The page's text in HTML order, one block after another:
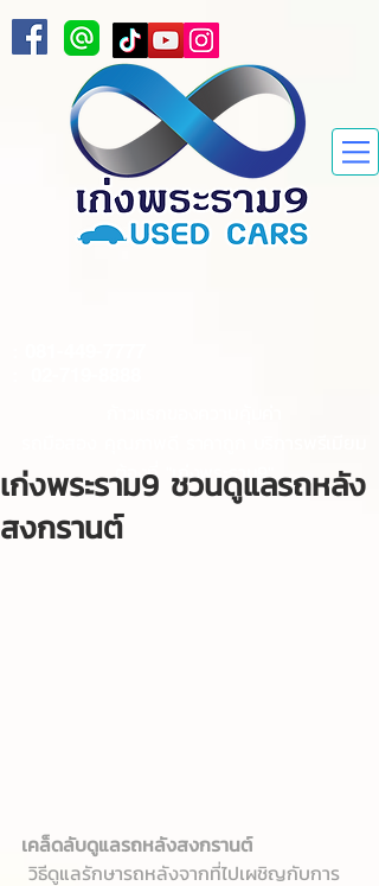
ต้องที่ "เก่งพระราม9"
เก่งพระราม9 ชวนดูแลรถหลัง
สงกรานต์
เคล็ดลับดูแลรถหลังสงกรานต์